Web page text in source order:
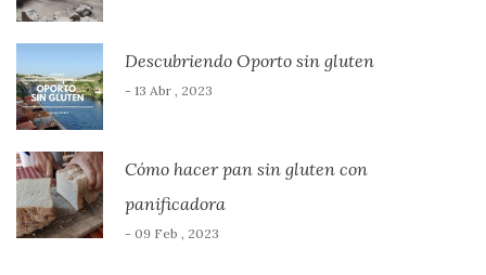
Descubriendo Oporto sin gluten
- 13 Abr , 2023
Cómo hacer pan sin gluten con
panificadora
- 09 Feb , 2023